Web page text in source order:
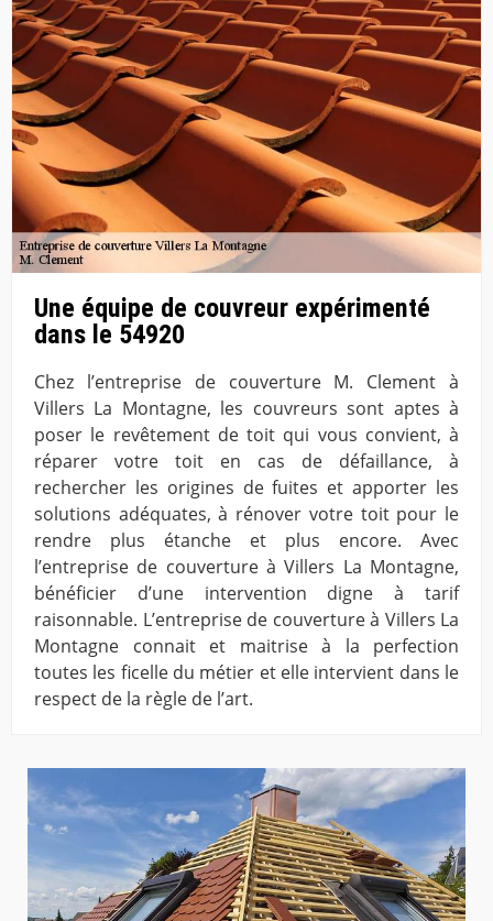
Une équipe de couvreur expérimenté
dans le 54920
Chez l’entreprise de couverture M. Clement à
Villers La Montagne, les couvreurs sont aptes à
poser le revêtement de toit qui vous convient, à
réparer votre toit en cas de défaillance, à
rechercher les origines de fuites et apporter les
solutions adéquates, à rénover votre toit pour le
rendre plus étanche et plus encore. Avec
l’entreprise de couverture à Villers La Montagne,
bénéficier d’une intervention digne à tarif
raisonnable. L’entreprise de couverture à Villers La
Montagne connait et maitrise à la perfection
toutes les ficelle du métier et elle intervient dans le
respect de la règle de l’art.